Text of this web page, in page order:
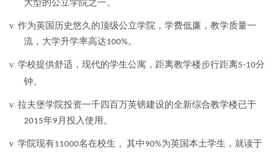
大型的公立学院之一。
v 作为英国历史悠久的顶级公立学院，学费低廉，教学质量一
流，大学升学率高达100%。
v 学校提供舒适，现代的学生公寓，距离教学楼步行距离5-10分
钟。
v 拉夫堡学院投资一千四百万英镑建设的全新综合教学楼已于
2015年9 月投入使用。
v 学院现有11000名在校生， 其中 90%为英国本土学生，就读于